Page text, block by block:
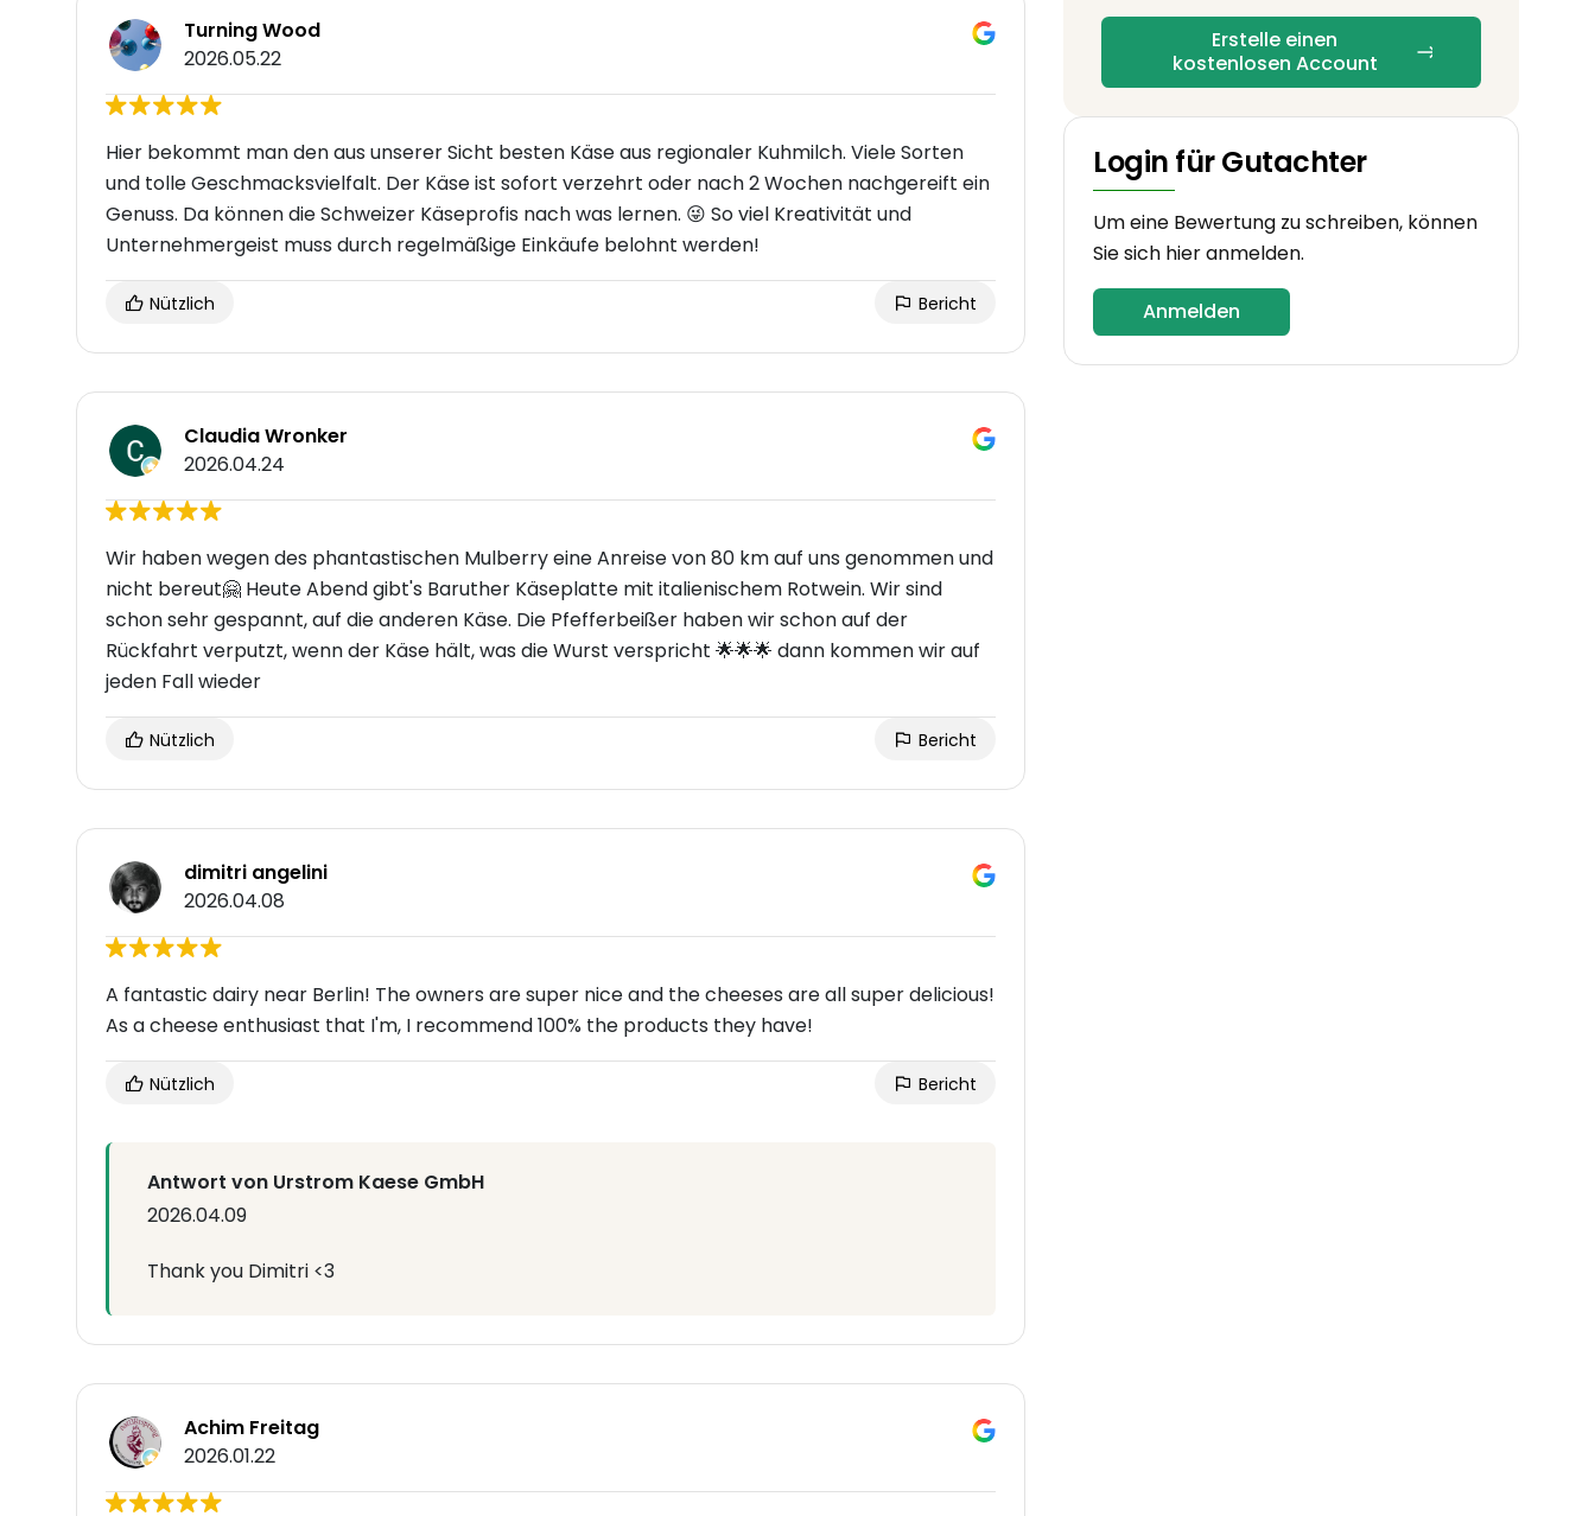
Turning Wood
2026.05.22
Hier bekommt man den aus unserer Sicht besten Käse aus regionaler Kuhmilch. Viele Sorten
und tolle Geschmacksvielfalt. Der Käse ist sofort verzehrt oder nach 2 Wochen nachgereift ein
Genuss. Da können die Schweizer Käseprofis nach was lernen. 😜 So viel Kreativität und
Unternehmergeist muss durch regelmäßige Einkäufe belohnt werden!
Nützlich Bericht
Claudia Wronker
2026.04.24
Wir haben wegen des phantastischen Mulberry eine Anreise von 80 km auf uns genommen und
nicht bereut🤗 Heute Abend gibt's Baruther Käseplatte mit italienischem Rotwein. Wir sind
schon sehr gespannt, auf die anderen Käse. Die Pfefferbeißer haben wir schon auf der
Rückfahrt verputzt, wenn der Käse hält, was die Wurst verspricht 🌟🌟🌟 dann kommen wir auf
jeden Fall wieder
Nützlich Bericht
dimitri angelini
2026.04.08
A fantastic dairy near Berlin! The owners are super nice and the cheeses are all super delicious!
As a cheese enthusiast that I'm, I recommend 100% the products they have!
Nützlich Bericht
Antwort von Urstrom Kaese GmbH
2026.04.09
Thank you Dimitri <3
Achim Freitag
2026.01.22
Erstelle einen
kostenlosen Account
Login für Gutachter
Um eine Bewertung zu schreiben, können
Sie sich hier anmelden.
Anmelden